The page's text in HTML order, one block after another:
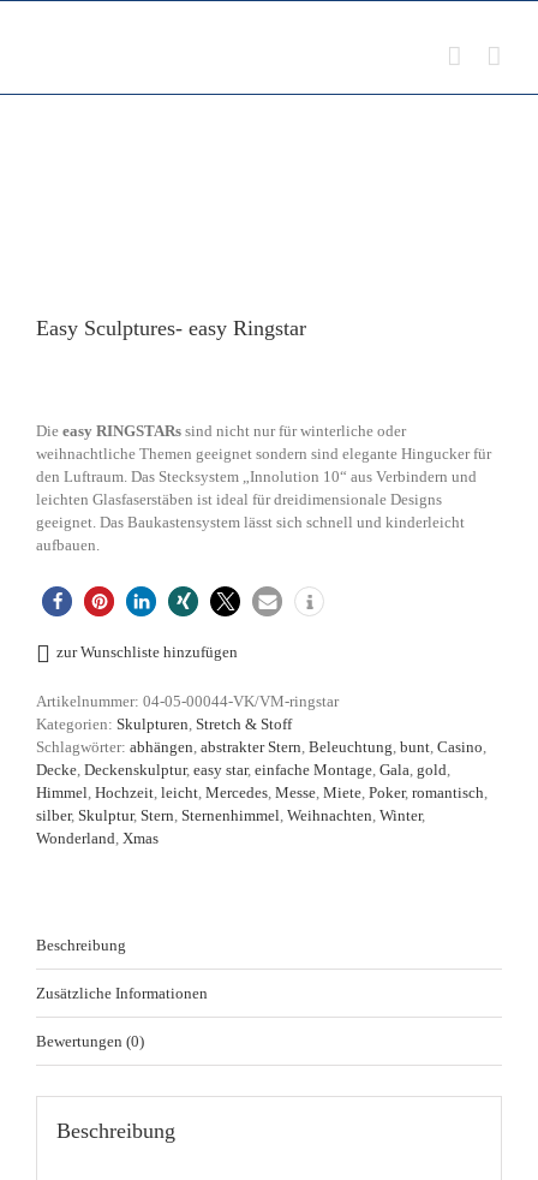
Easy Sculptures- easy Ringstar
Die easy RINGSTARs sind nicht nur für winterliche oder
weihnachtliche Themen geeignet sondern sind elegante Hingucker für
den Luftraum. Das Stecksystem „Innolution 10“ aus Verbindern und
leichten Glasfaserstäben ist ideal für dreidimensionale Designs
geeignet. Das Baukastensystem lässt sich schnell und kinderleicht
aufbauen.
zur Wunschliste hinzufügen
Artikelnummer: 04-05-00044-VK/VM-ringstar
Kategorien: Skulpturen Stretch & Stoff
Schlagwörter: abhängen abstrakter Stern Beleuchtung bunt Casino
Decke Deckenskulptur, easy star, einfache Montage Gala gold
Himmel Hochzeit leicht Mercedes Messe Miete Poker, romantisch
silber, Skulptur, Stern Sternenhimmel Weihnachten Winter,
Wonderland Xmas
Beschreibung
Zusätzliche Informationen
Bewertungen (0)
Beschreibung